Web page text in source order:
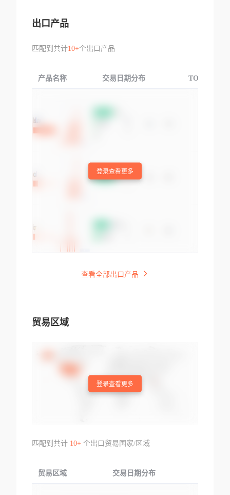
出口产品
匹配到共计10+个出口产品
产品名称 交易日期分布 TOP3交易国
登录查看更多
查看全部出口产品
贸易区域
登录查看更多
匹配到共计 10+个出口贸易国家/区域
贸易区域 交易日期分布